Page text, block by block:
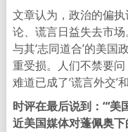
文章认为，政治的偏
论、谎言日益失去市
与其‘志同道合’的美
重受损。人们不禁要
难道已成了‘谎言外交’
时评在最后说到：“‘
近美国媒体对蓬佩奥下